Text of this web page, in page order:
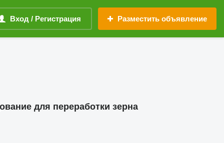
Вход / Регистрация Разместить объявление
для переработки зерна